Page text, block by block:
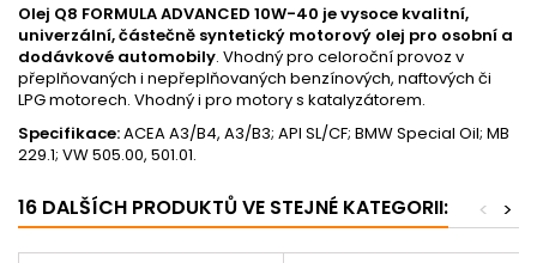
Olej Q8 FORMULA ADVANCED 10W-40 je vysoce kvalitní,
univerzální, částečně syntetický motorový olej pro osobní a
dodávkové automobily. Vhodný pro celoroční provoz v
přeplňovaných i nepřeplňovaných benzínových, naftových či
LPG motorech. Vhodný i pro motory s katalyzátorem.
Specifikace:ACEA A3/B4, A3/B3; API SL/CF; BMW Special Oil; MB
229.1; VW 505.00, 501.01.
16 DALŠÍCH PRODUKTŮ VE STEJNÉ KATEGORII: >
<